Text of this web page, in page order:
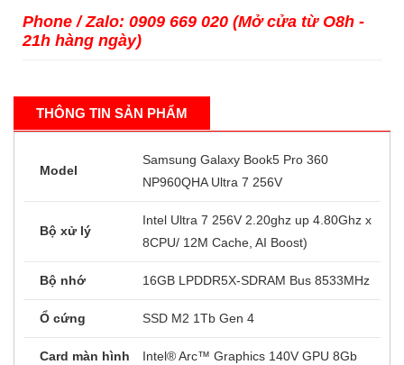
Phone / Zalo: 0909 669 020 (Mở cửa từ O8h -
21h hàng ngày)
THÔNG TIN SẢN PHẨM
Model
Samsung Galaxy Book5 Pro 360
NP960QHA Ultra 7 256V
Bộ xử lý
Intel Ultra 7 256V 2.20ghz up 4.80Ghz x
8CPU/ 12M Cache, AI Boost)
Bộ nhớ 16GB LPDDR5X-SDRAM Bus 8533MHz
Ổ cứng SSD M2 1Tb Gen 4
Card màn hình Intel® Arc™ Graphics 140V GPU 8Gb